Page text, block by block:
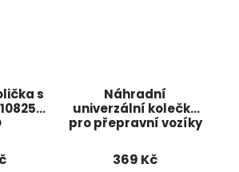
s
Náhradní
univerzální kolečko
pro přepravní vozíky
KRAFT&DELE
369 Kč